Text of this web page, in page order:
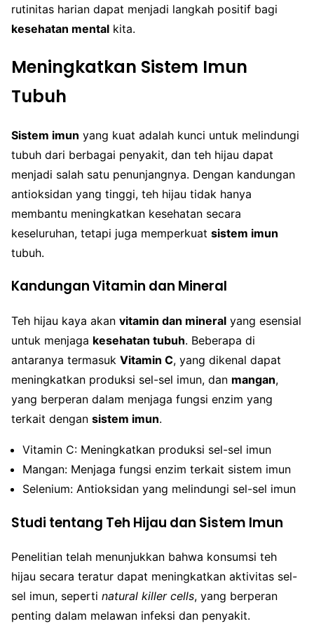
rutinitas harian dapat menjadi langkah positif bagi
kesehatan mental kita.
Meningkatkan Sistem Imun
Tubuh
Sistem imun yang kuat adalah kunci untuk melindungi
tubuh dari berbagai penyakit, dan teh hijau dapat
menjadi salah satu penunjangnya. Dengan kandungan
antioksidan yang tinggi, teh hijau tidak hanya
membantu meningkatkan kesehatan secara
keseluruhan, tetapi juga memperkuat sistem imun
tubuh.
Kandungan Vitamin dan Mineral
Teh hijau kaya akan vitamin dan mineral yang esensial
untuk menjaga kesehatan tubuh. Beberapa di
antaranya termasuk Vitamin C, yang dikenal dapat
meningkatkan produksi sel-sel imun, dan mangan,
yang berperan dalam menjaga fungsi enzim yang
terkait dengan sistem imun.
Vitamin C: Meningkatkan produksi sel-sel imun
Mangan: Menjaga fungsi enzim terkait sistem imun
Selenium: Antioksidan yang melindungi sel-sel imun
Studi tentang Teh Hijau dan Sistem Imun
Penelitian telah menunjukkan bahwa konsumsi teh
hijau secara teratur dapat meningkatkan aktivitas sel-
sel imun, seperti natural killer cells, yang berperan
penting dalam melawan infeksi dan penyakit.